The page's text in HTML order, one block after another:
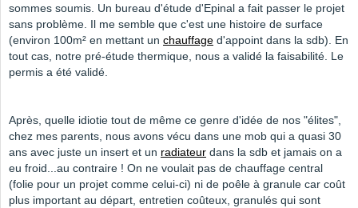
sommes soumis. Un bureau d'étude d'Epinal a fait passer le projet
sans problème. Il me semble que c'est une histoire de surface
(environ 100m² en mettant un chauffage d'appoint dans la sdb). En
tout cas, notre pré-étude thermique, nous a validé la faisabilité. Le
permis a été validé.
Après, quelle idiotie tout de même ce genre d'idée de nos "élites",
chez mes parents, nous avons vécu dans une mob qui a quasi 30
ans avec juste un insert et un radiateur dans la sdb et jamais on a
eu froid...au contraire ! On ne voulait pas de chauffage central
(folie pour un projet comme celui-ci) ni de poêle à granule car coût
plus important au départ, entretien coûteux, granulés qui sont